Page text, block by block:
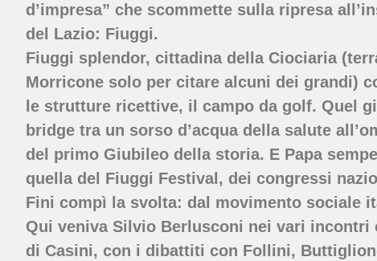
d’impresa” che scommette sulla ripresa
del Lazio: Fiuggi.
Fiuggi splendor, cittadina della Ciociaria
Morricone solo per citare alcuni dei grandi)
le strutture ricettive, il campo da golf. Quel
bridge tra un sorso d’acqua della salute
del primo Giubileo della storia. E Papa
quella del Fiuggi Festival, dei congressi
Fini compì la svolta: dal movimento sociale
Qui veniva Silvio Berlusconi nei vari
di Casini, con i dibattiti con Follini,